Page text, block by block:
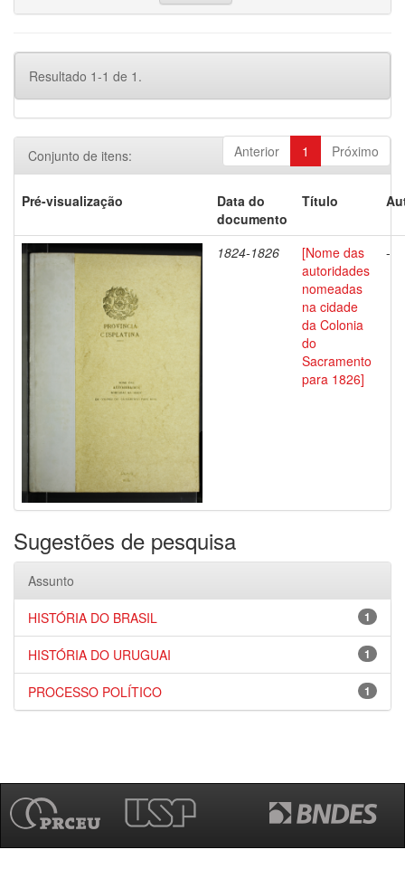
Resultado 1-1 de 1.
Anterior 1 Próximo
Conjunto de itens:
Pré-visualização
Data do
documento
Título
1824-1826
[Nome das
autoridades
nomeadas
na cidade
da Colonia
do
Sacramento
para 1826]
-
Sugestões de pesquisa
Assunto
1
HISTÓRIA DO BRASIL
1
HISTÓRIA DO URUGUAI
1
PROCESSO POLÍTICO